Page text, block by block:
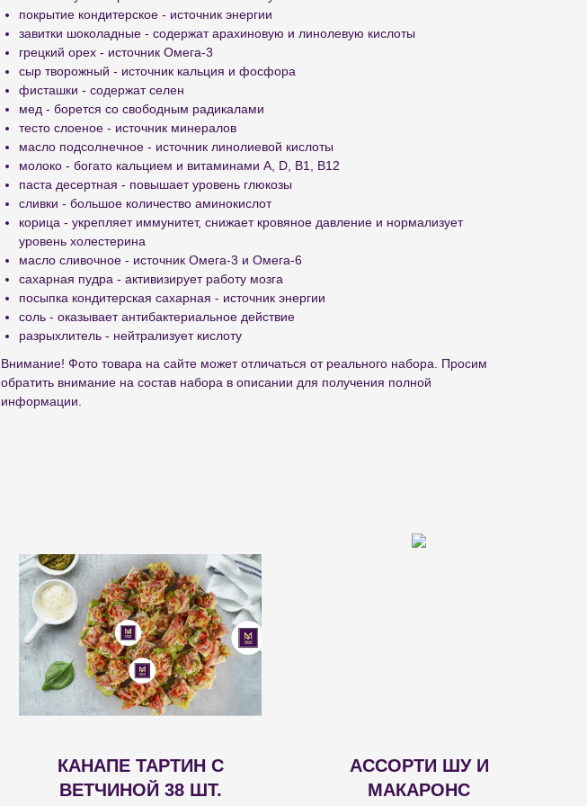
покрытие кондитерское - источник энергии
завитки шоколадные - содержат арахиновую и линолевую кислоты
грецкий орех - источник Омега-3
сыр творожный - источник кальция и фосфора
фисташки - содержат селен
мед - борется со свободным радикалами
тесто слоеное - источник минералов
масло подсолнечное - источник линолиевой кислоты
молоко - богато кальцием и витаминами A, D, B1, B12
паста десертная - повышает уровень глюкозы
сливки - большое количество аминокислот
корица - укрепляет иммунитет, снижает кровяное давление и нормализует
уровень холестерина
масло сливочное - источник Омега-3 и Омега-6
сахарная пудра - активизирует работу мозга
посыпка кондитерская сахарная - источник энергии
соль - оказывает антибактериальное действие
разрыхлитель - нейтрализует кислоту
Внимание! Фото товара на сайте может отличаться от реального набора. Просим
обратить внимание на состав набора в описании для получения полной
информации.
КАНАПЕ ТАРТИН С
ВЕТЧИНОЙ 38 ШТ.
АССОРТИ ШУ И
МАКАРОНС